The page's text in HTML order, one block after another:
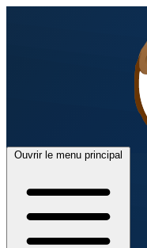
Ouvrir le menu principal